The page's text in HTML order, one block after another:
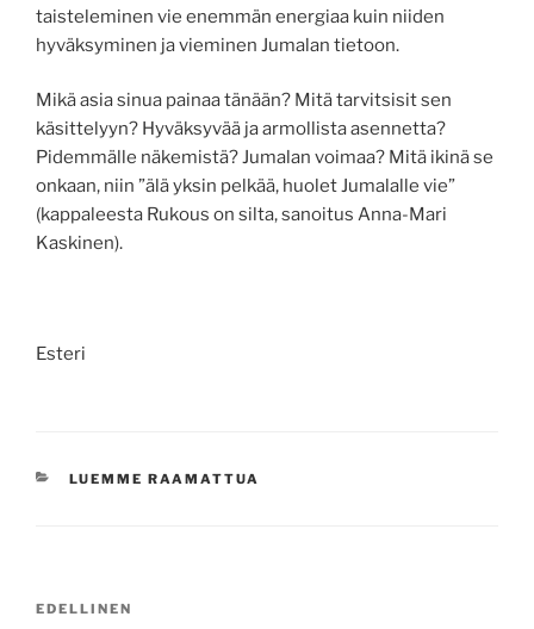
taisteleminen vie enemmän energiaa kuin niiden
hyväksyminen ja vieminen Jumalan tietoon.
Mikä asia sinua painaa tänään? Mitä tarvitsisit sen
käsittelyyn? Hyväksyvää ja armollista asennetta?
Pidemmälle näkemistä? Jumalan voimaa? Mitä ikinä se
onkaan, niin ”älä yksin pelkää, huolet Jumalalle vie”
(kappaleesta Rukous on silta, sanoitus Anna-Mari
Kaskinen).
Esteri
KATEGORIAT
LUEMME RAAMATTUA
Edellinen
EDELLINEN